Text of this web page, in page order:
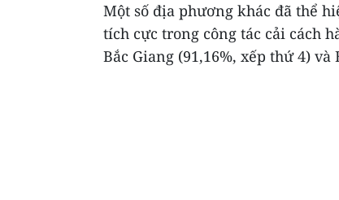
Một số địa phương khác đã thể
tích cực trong công tác cải cách
Bắc Giang (91,16%, xếp thứ 4) và